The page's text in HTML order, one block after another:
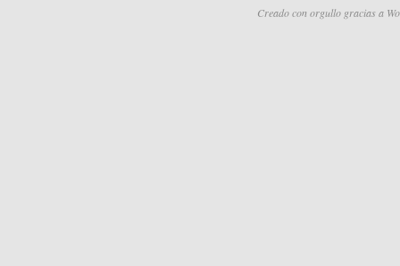
Creado con orgullo gracias a